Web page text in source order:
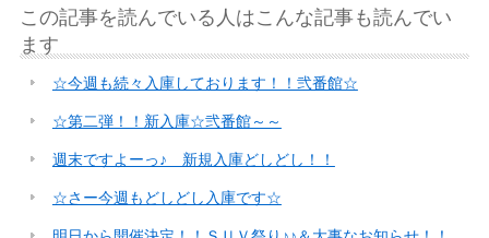
この記事を読んでいる人はこんな記事も読んでい
ます
☆今週も続々入庫しております！！弐番館☆
☆第二弾！！新入庫☆弐番館～～
週末ですよーっ♪ 新規入庫どしどし！！
☆さー今週もどしどし入庫です☆